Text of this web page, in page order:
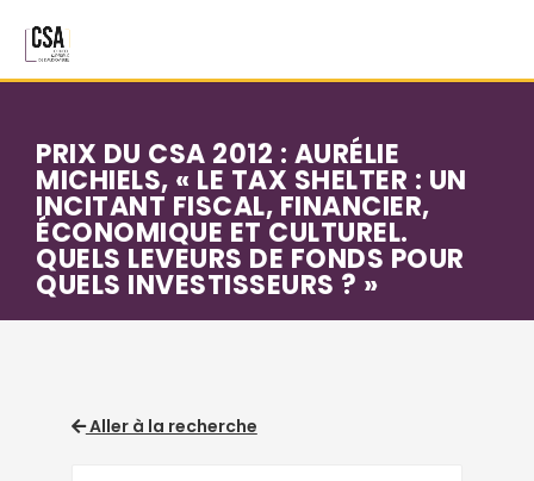
PRIX DU CSA 2012 : AURÉLIE
MICHIELS, « LE TAX SHELTER : UN
INCITANT FISCAL, FINANCIER,
ÉCONOMIQUE ET CULTUREL.
QUELS LEVEURS DE FONDS POUR
QUELS INVESTISSEURS ? »
Aller à la recherche